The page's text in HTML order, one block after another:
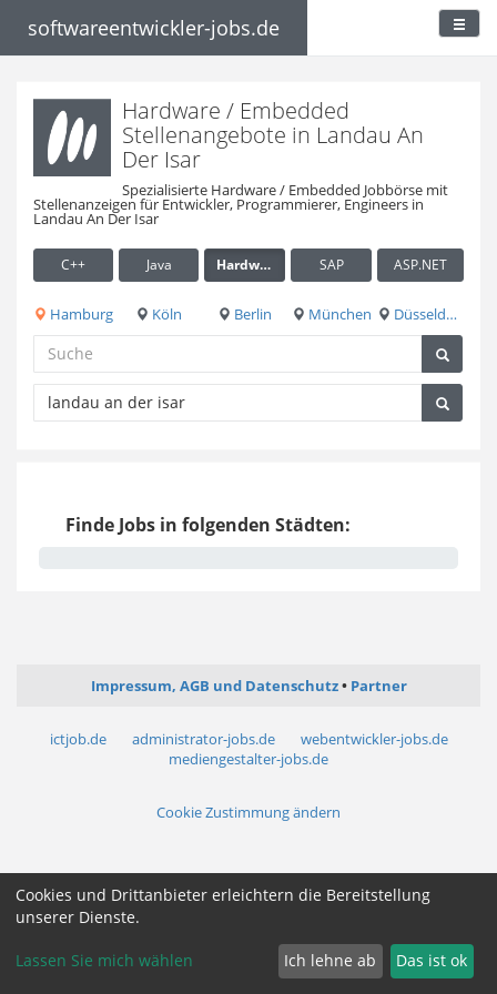
softwareentwickler-jobs.de
Hardware / Embedded
Stellenangebote in Landau An
Der Isar
Spezialisierte Hardware / Embedded Jobbörse mit
Stellenanzeigen für Entwickler, Programmierer, Engineers in
Landau An Der Isar
C++ Java Hardware / Embedded SAP ASP.NET
Hamburg Köln Berlin München Düsseldorf
Finde Jobs in folgenden Städten:
Impressum, AGB und Datenschutz Partner
ictjob.de administrator-jobs.de
webentwickler-jobs.de
mediengestalter-jobs.de
Cookie Zustimmung ändern
Cookies und Drittanbieter erleichtern die Bereitstellung
unserer Dienste.
Lassen Sie mich wählen Ich lehne ab Das ist ok